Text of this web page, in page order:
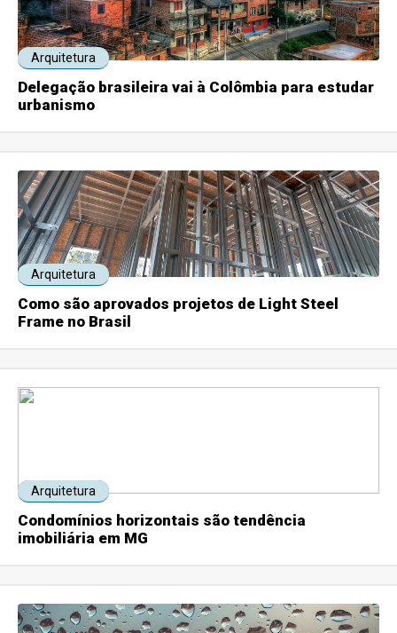
Arquitetura
Delegação brasileira vai à Colômbia para estudar
urbanismo
Arquitetura
Como são aprovados projetos de Light Steel
Frame no Brasil
Arquitetura
Condomínios horizontais são tendência
imobiliária em MG